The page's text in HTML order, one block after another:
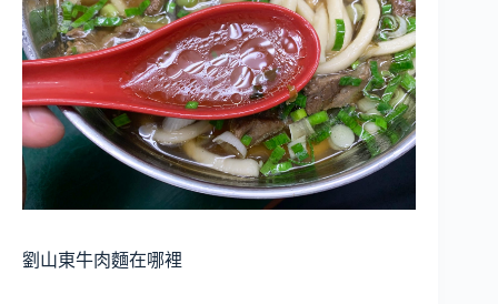
劉山東牛肉麵在哪裡